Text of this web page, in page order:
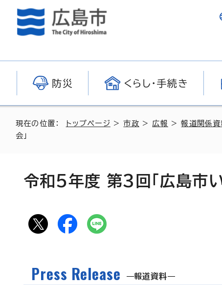
防災 くらし・手続き
現在の位置： トップページ >市政 > 広報 >報道関係資
会」
令和5年度 第3回「広島市
Press Release 報道資料